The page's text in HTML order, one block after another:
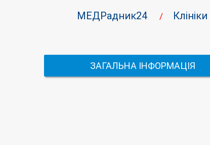
МЕДРадник24 / Клініки
ЗАГАЛЬНА ІНФОРМАЦІЯ